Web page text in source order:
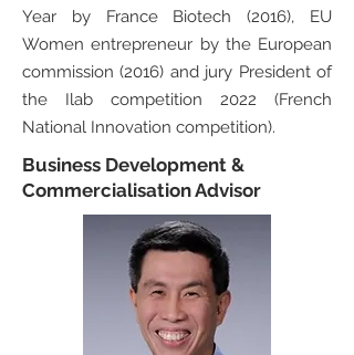
Year by France Biotech (2016), EU
Women entrepreneur by the European
commission (2016) and jury President of
the Ilab competition 2022 (French
National Innovation competition).
Business Development &
Commercialisation Advisor